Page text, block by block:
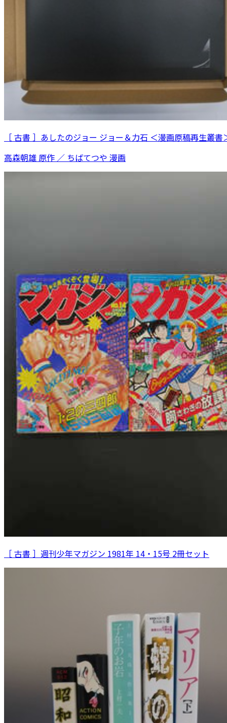
［ 古書 ］あしたのジョー ジョー＆力石 ＜漫画原稿再生叢書
高森朝雄 原作 ／ ちばてつや 漫画
［ 古書 ］週刊少年マガジン 1981年 14・15号 2冊セット